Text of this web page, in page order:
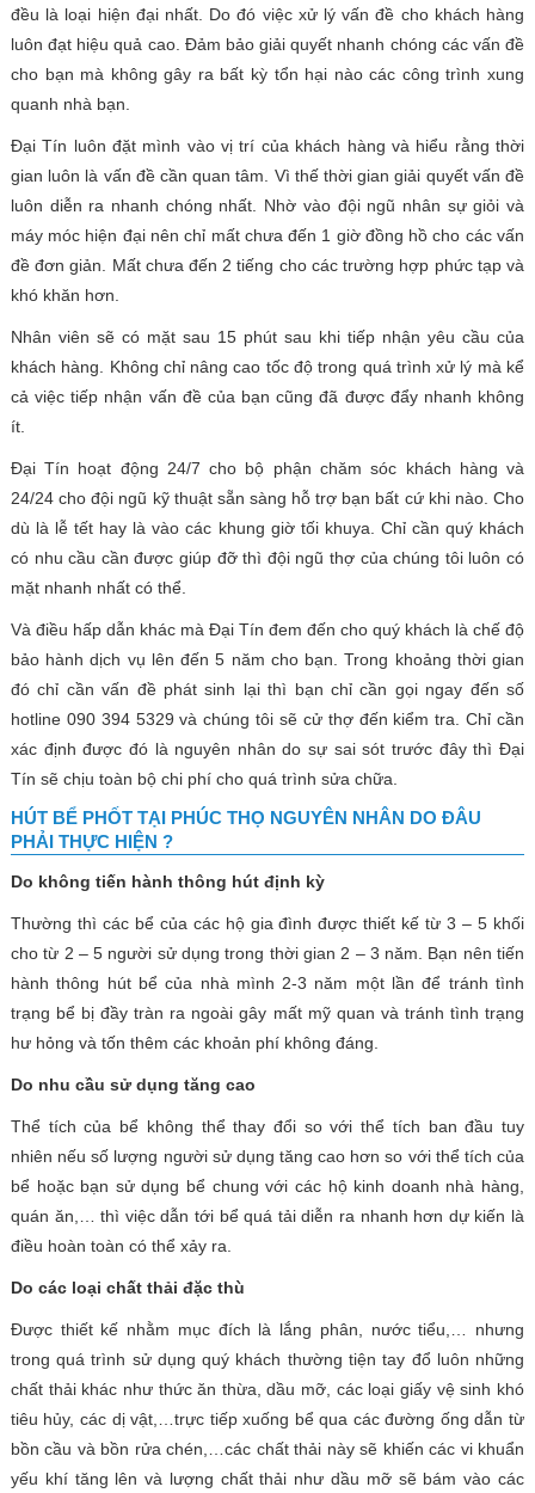
đều là loại hiện đại nhất. Do đó việc xử lý vấn đề cho khách hàng
luôn đạt hiệu quả cao. Đảm bảo giải quyết nhanh chóng các vấn đề
cho bạn mà không gây ra bất kỳ tổn hại nào các công trình xung
quanh nhà bạn.
Đại Tín luôn đặt mình vào vị trí của khách hàng và hiểu rằng thời
gian luôn là vấn đề cần quan tâm. Vì thế thời gian giải quyết vấn đề
luôn diễn ra nhanh chóng nhất. Nhờ vào đội ngũ nhân sự giỏi và
máy móc hiện đại nên chỉ mất chưa đến 1 giờ đồng hồ cho các vấn
đề đơn giản. Mất chưa đến 2 tiếng cho các trường hợp phức tạp và
khó khăn hơn.
Nhân viên sẽ có mặt sau 15 phút sau khi tiếp nhận yêu cầu của
khách hàng. Không chỉ nâng cao tốc độ trong quá trình xử lý mà kể
cả việc tiếp nhận vấn đề của bạn cũng đã được đẩy nhanh không
ít.
Đại Tín hoạt động 24/7 cho bộ phận chăm sóc khách hàng và
24/24 cho đội ngũ kỹ thuật sẵn sàng hỗ trợ bạn bất cứ khi nào. Cho
dù là lễ tết hay là vào các khung giờ tối khuya. Chỉ cần quý khách
có nhu cầu cần được giúp đỡ thì đội ngũ thợ của chúng tôi luôn có
mặt nhanh nhất có thể.
Và điều hấp dẫn khác mà Đại Tín đem đến cho quý khách là chế độ
bảo hành dịch vụ lên đến 5 năm cho bạn. Trong khoảng thời gian
đó chỉ cần vấn đề phát sinh lại thì bạn chỉ cần gọi ngay đến số
hotline 090 394 5329 và chúng tôi sẽ cử thợ đến kiểm tra. Chỉ cần
xác định được đó là nguyên nhân do sự sai sót trước đây thì Đại
Tín sẽ chịu toàn bộ chi phí cho quá trình sửa chữa.
HÚT BỂ PHỐT TẠI PHÚC THỌ NGUYÊN NHÂN DO ĐÂU
PHẢI THỰC HIỆN ?
Do không tiến hành thông hút định kỳ
Thường thì các bể của các hộ gia đình được thiết kế từ 3 – 5 khối
cho từ 2 – 5 người sử dụng trong thời gian 2 – 3 năm. Bạn nên tiến
hành thông hút bể của nhà mình 2-3 năm một lần để tránh tình
trạng bể bị đầy tràn ra ngoài gây mất mỹ quan và tránh tình trạng
hư hỏng và tốn thêm các khoản phí không đáng.
Do nhu cầu sử dụng tăng cao
Thể tích của bể không thể thay đổi so với thể tích ban đầu tuy
nhiên nếu số lượng người sử dụng tăng cao hơn so với thể tích của
bể hoặc bạn sử dụng bể chung với các hộ kinh doanh nhà hàng,
quán ăn,… thì việc dẫn tới bể quá tải diễn ra nhanh hơn dự kiến là
điều hoàn toàn có thể xảy ra.
Do các loại chất thải đặc thù
Được thiết kế nhằm mục đích là lắng phân, nước tiểu,… nhưng
trong quá trình sử dụng quý khách thường tiện tay đổ luôn những
chất thải khác như thức ăn thừa, dầu mỡ, các loại giấy vệ sinh khó
tiêu hủy, các dị vật,…trực tiếp xuống bể qua các đường ống dẫn từ
bồn cầu và bồn rửa chén,…các chất thải này sẽ khiến các vi khuẩn
yếu khí tăng lên và lượng chất thải như dầu mỡ sẽ bám vào các